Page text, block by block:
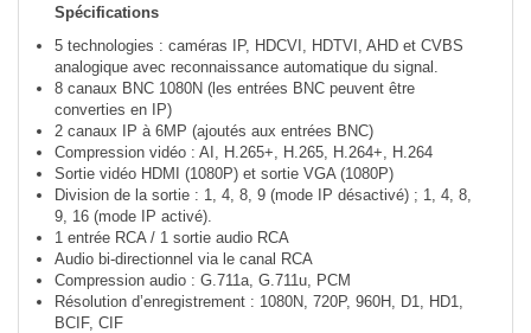
Spécifications
5 technologies : caméras IP, HDCVI, HDTVI, AHD et CVBS
analogique avec reconnaissance automatique du signal.
8 canaux BNC 1080N (les entrées BNC peuvent être
converties en IP)
2 canaux IP à 6MP (ajoutés aux entrées BNC)
Compression vidéo : AI, H.265+, H.265, H.264+, H.264
Sortie vidéo HDMI (1080P) et sortie VGA (1080P)
Division de la sortie : 1, 4, 8, 9 (mode IP désactivé) ; 1, 4, 8,
9, 16 (mode IP activé).
1 entrée RCA / 1 sortie audio RCA
Audio bi-directionnel via le canal RCA
Compression audio : G.711a, G.711u, PCM
Résolution d’enregistrement : 1080N, 720P, 960H, D1, HD1,
BCIF, CIF